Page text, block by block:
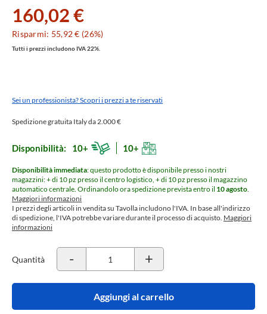
160,02 €
Risparmi: 55,92 € (26%)
Tutti i prezzi includono IVA 22%.
Sei un professionista? Scopri i prezzi a te riservati
Spedizione gratuita Italy da 2.000 €
Disponibilità: 10+ 10+
Disponibilità immediata: questo prodotto è disponibile presso i nostri
magazzini: + di 10 pz presso il centro logistico, + di 10 pz presso il magazzino
automatico centrale. Ordinandolo ora spedizione prevista entro il 10 agosto.
Maggiori informazioni
I prezzi degli articoli in vendita su Tavolla includono l'IVA. In base all'indirizzo
di spedizione, l'IVA potrebbe variare durante il processo di acquisto. Maggiori
informazioni
Quantità - +
Aggiungi al carrello